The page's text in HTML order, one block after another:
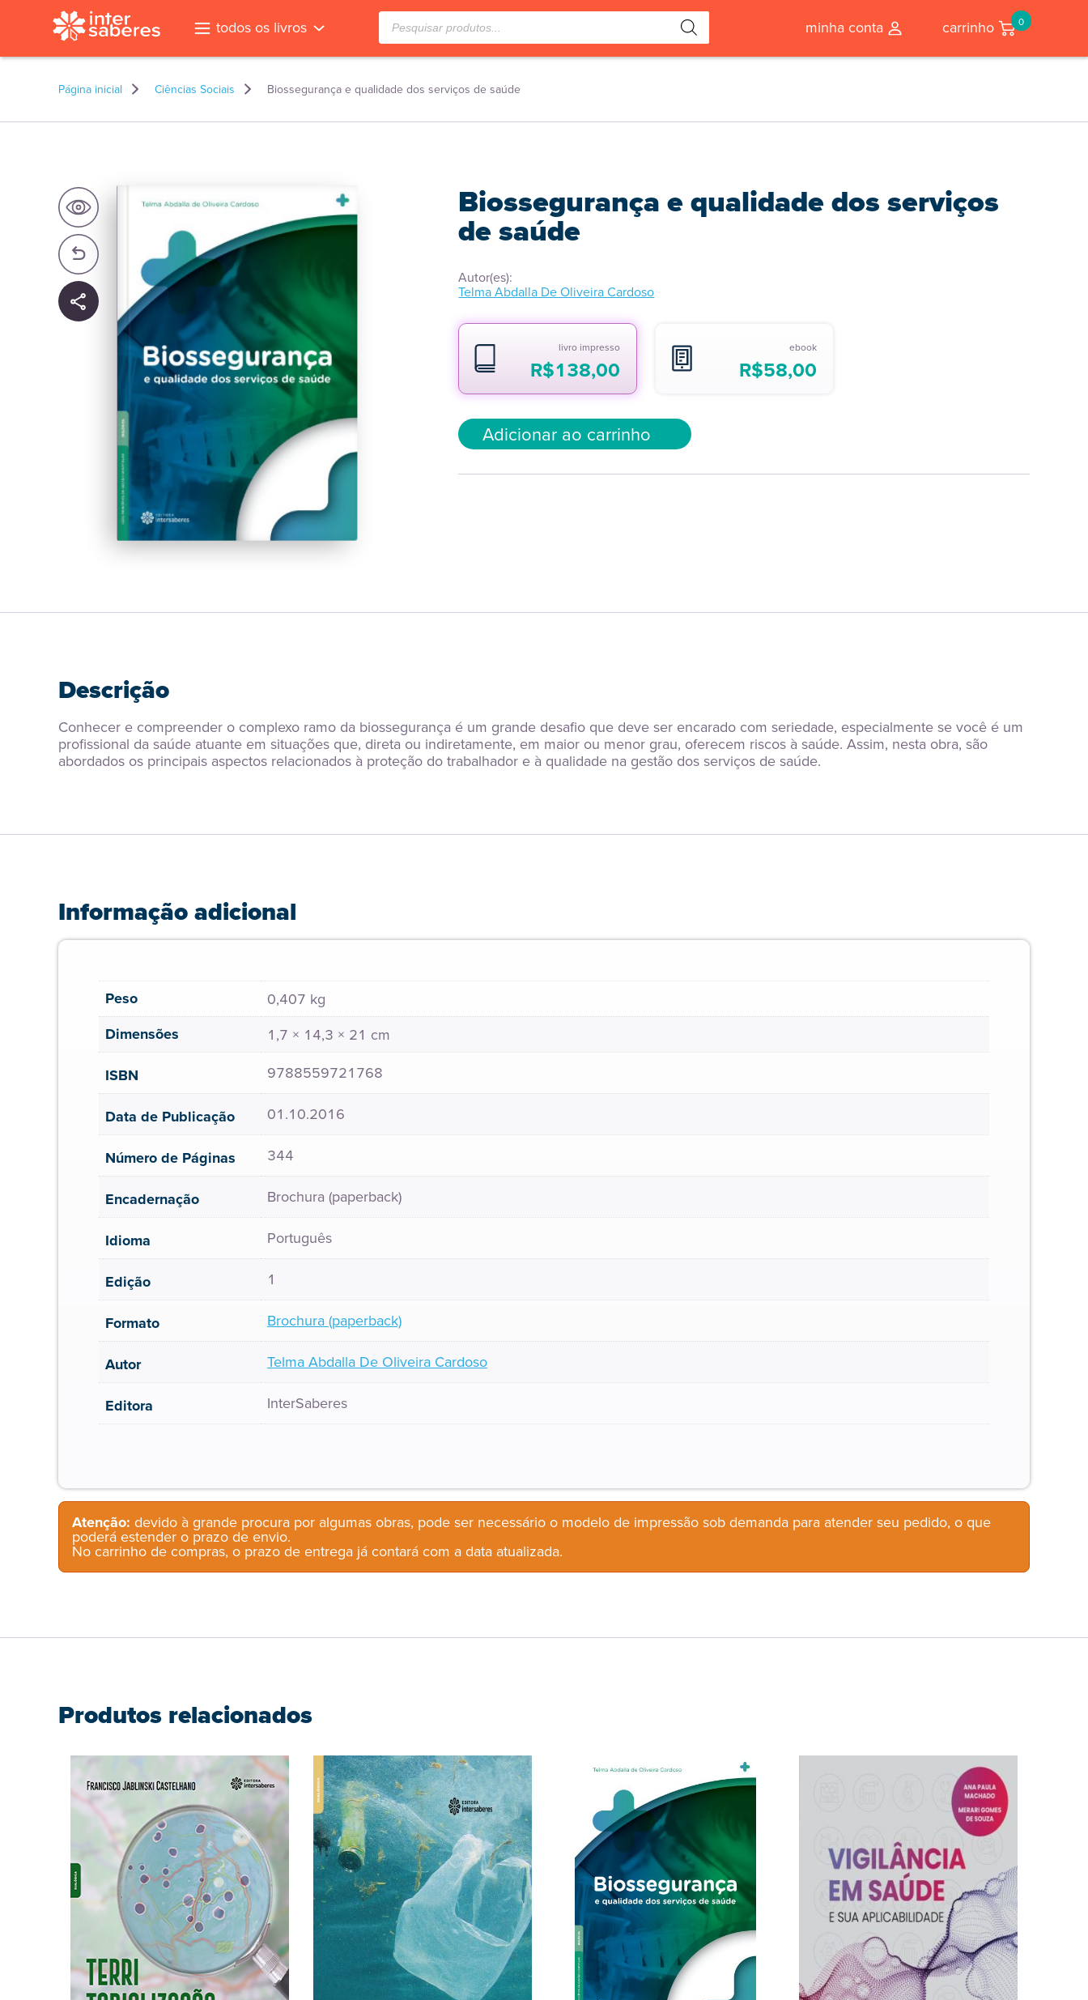
todos os livros
Pesquisar
produtos
minha conta carrinho 0
Página inicial Ciências Sociais Biossegurança e qualidade dos serviços de saúde
Biossegurança e qualidade dos serviços
de saúde
Autor(es):
Telma Abdalla De Oliveira Cardoso
livro impresso
R$138,00
ebook
R$58,00
Adicionar ao carrinho
Descrição
Conhecer e compreender o complexo ramo da biossegurança é um grande desafio que deve ser encarado com seriedade, especialmente se você é um
profissional da saúde atuante em situações que, direta ou indiretamente, em maior ou menor grau, oferecem riscos à saúde. Assim, nesta obra, são
abordados os principais aspectos relacionados à proteção do trabalhador e à qualidade na gestão dos serviços de saúde.
Informação adicional
Peso 0,407 kg
Dimensões 1,7 × 14,3 × 21 cm
ISBN 9788559721768
Data de Publicação 01.10.2016
Número de Páginas 344
Encadernação Brochura (paperback)
Idioma Português
Edição 1
Formato Brochura (paperback)
Autor Telma Abdalla De Oliveira Cardoso
Editora InterSaberes
Atenção: devido à grande procura por algumas obras, pode ser necessário o modelo de impressão sob demanda para atender seu pedido, o que
poderá estender o prazo de envio.
No carrinho de compras, o prazo de entrega já contará com a data atualizada.
Produtos relacionados